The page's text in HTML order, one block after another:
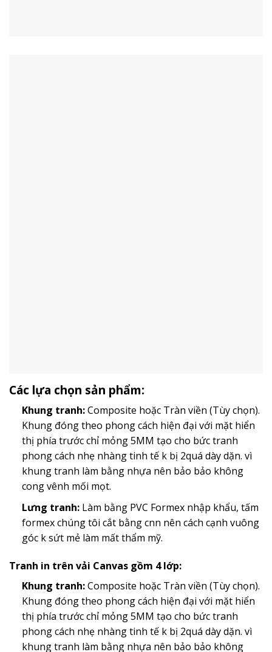
Các lựa chọn sản phẩm:
Khung tranh:Composite hoặc Tràn viền (Tùy chọn).
Khung đóng theo phong cách hiện đại với mặt hiển
thị phía trước chỉ mỏng 5MM tạo cho bức tranh
phong cách nhẹ nhàng tinh tế k bị 2quá dày dặn. vì
khung tranh làm bằng nhựa nên bảo bảo không
cong vênh mối mọt.
Lưng tranh:Làm bằng PVC Formex nhập khẩu, tấm
formex chúng tôi cắt bằng cnn nên cách cạnh vuông
góc k sứt mẻ làm mất thẩm mỹ.
Tranh in trên vải Canvas gồm 4 lớp:
Khung tranh:Composite hoặc Tràn viền (Tùy chọn).
Khung đóng theo phong cách hiện đại với mặt hiển
thị phía trước chỉ mỏng 5MM tạo cho bức tranh
phong cách nhẹ nhàng tinh tế k bị 2quá dày dặn. vì
khung tranh làm bằng nhựa nên bảo bảo không